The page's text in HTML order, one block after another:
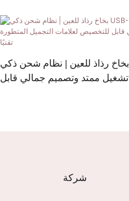
بخاخ رذاذ للعين | نظام شحن ذكي USB-C مع
ممتد وتصميم جمالي قابل
شركة